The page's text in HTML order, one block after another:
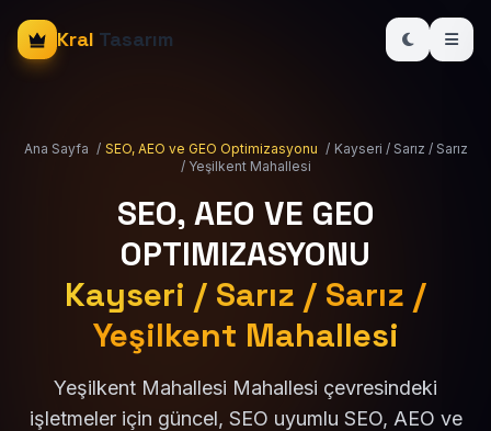
Kral Tasarım
Ana Sayfa / SEO, AEO ve GEO Optimizasyonu / Kayseri / Sarız / Sarız
/ Yeşilkent Mahallesi
SEO, AEO VE GEO
OPTIMIZASYONU
Kayseri / Sarız / Sarız /
Yeşilkent Mahallesi
Yeşilkent Mahallesi Mahallesi çevresindeki
işletmeler için güncel, SEO uyumlu SEO, AEO ve